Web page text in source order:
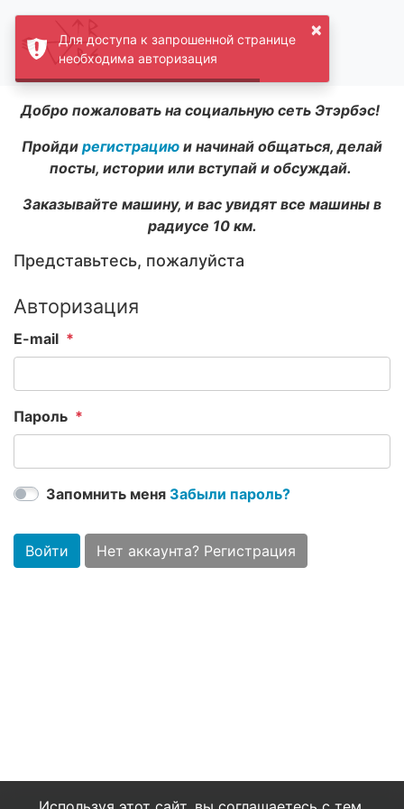
Добро пожаловать на социальную сеть Этэрбэс!
Пройди регистрацию и начинай общаться, делай
посты, истории или вступай и обсуждай.
Заказывайте машину, и вас увидят все машины в
радиусе 10 км.
Представьтесь, пожалуйста
Авторизация
E-mail
Пароль
Запомнить меня Забыли пароль?
Войти Нет аккаунта? Регистрация
×
Для доступа к запрошенной странице
необходима авторизация